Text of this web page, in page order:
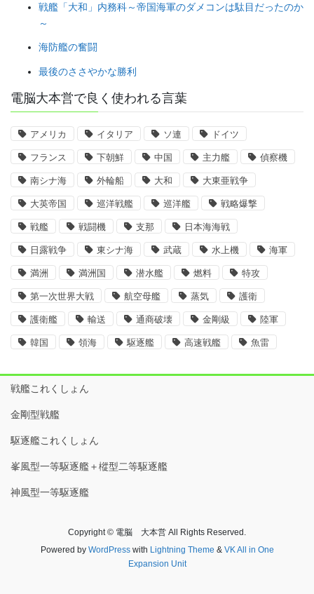
戦艦「大和」内務科～帝国海軍のダメコンは駄目だったのか
～
海防艦の奮闘
最後のささやかな勝利
電脳大本営で良く使われる言葉
アメリカ イタリア ソ連 ドイツ
フランス 下朝鮮 中国 主力艦 偵察機
南シナ海 外輪船 大和 大東亜戦争
大英帝国 巡洋戦艦 巡洋艦 戦略爆撃
戦艦 戦闘機 支那 日本海海戦
日露戦争 東シナ海 武蔵 水上機 海軍
満洲 満洲国 潜水艦 燃料 特攻
第一次世界大戦 航空母艦 蒸気 護衛
護衛艦 輸送 通商破壊 金剛級 陸軍
韓国 領海 駆逐艦 高速戦艦 魚雷
戦艦これくしょん
金剛型戦艦
駆逐艦これくしょん
峯風型一等駆逐艦＋樅型二等駆逐艦
神風型一等駆逐艦
Copyright © 電脳 大本営 All Rights Reserved.
Powered by WordPresswith Lightning Theme & VK All in One
Expansion Unit